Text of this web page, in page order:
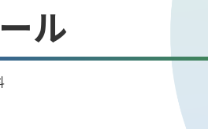
ル